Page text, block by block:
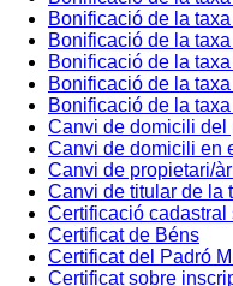
Bonificació de la
Bonificació de la
Bonificació de la
Bonificació de la
Bonificació de la
Canvi de domicili
Canvi de domicili en
Canvi de propietari/
Canvi de titular de la
Certificació
Certificat de Béns
Certificat del Padró
Certificat sobre